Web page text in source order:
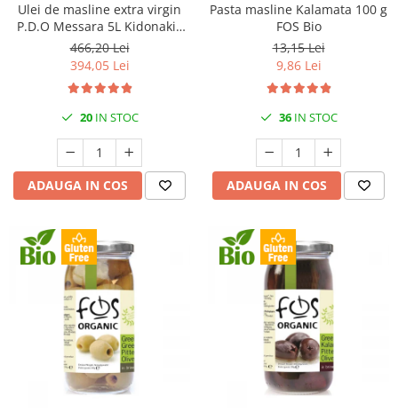
Ulei de masline extra virgin
P.D.O Messara 5L Kidonakis
Bio
466,20 Lei
394,05 Lei
20IN STOC
ADAUGA IN COS
Pasta masline Kalamata 100 g
FOS Bio
13,15 Lei
9,86 Lei
36IN STOC
ADAUGA IN COS